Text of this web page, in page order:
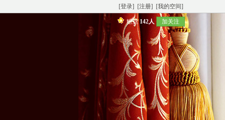
[登录] [注册] [我的空间]
粉丝142人 加关注